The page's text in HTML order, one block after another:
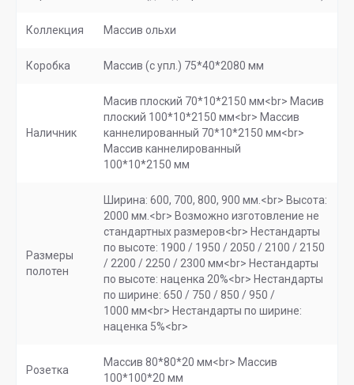
Коллекция Массив ольхи
Коробка Массив (с упл.) 75*40*2080 мм
Наличник
Масив плоский 70*10*2150 мм<br> Масив
плоский 100*10*2150 мм<br> Массив
каннелированный 70*10*2150 мм<br>
Массив каннелированный
100*10*2150 мм
Размеры
полотен
Ширина: 600, 700, 800, 900 мм.<br> Высота:
2000 мм.<br> Возможно изготовление не
стандартных размеров<br> Нестандарты
по высоте: 1900 / 1950 / 2050 / 2100 / 2150
/ 2200 / 2250 / 2300 мм<br> Нестандарты
по высоте: наценка 20%<br> Нестандарты
по ширине: 650 / 750 / 850 / 950 /
1000 мм<br> Нестандарты по ширине:
наценка 5%<br>
Розетка
Массив 80*80*20 мм<br> Массив
100*100*20 мм